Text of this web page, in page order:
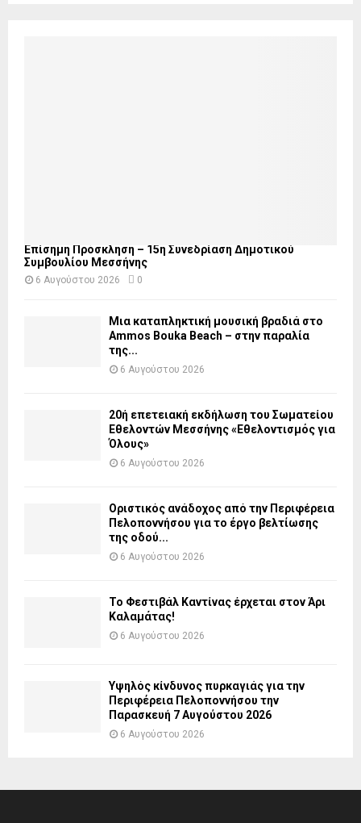
Επίσημη Πρόσκληση – 15η Συνεδρίαση Δημοτικού
Συμβουλίου Μεσσήνης
6 Αυγούστου 2026 0
Μια καταπληκτική μουσική βραδιά στο
Ammos Bouka Beach – στην παραλία
της...
6 Αυγούστου 2026
20ή επετειακή εκδήλωση του Σωματείου
Εθελοντών Μεσσήνης «Εθελοντισμός για
Όλους»
6 Αυγούστου 2026
Οριστικός ανάδοχος από την Περιφέρεια
Πελοποννήσου για το έργο βελτίωσης
της οδού...
6 Αυγούστου 2026
Το Φεστιβάλ Καντίνας έρχεται στον Άρι
Καλαμάτας!
6 Αυγούστου 2026
Υψηλός κίνδυνος πυρκαγιάς για την
Περιφέρεια Πελοποννήσου την
Παρασκευή 7 Αυγούστου 2026
6 Αυγούστου 2026